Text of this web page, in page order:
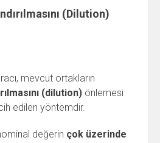
(Dilution)
mevcut ortakların
(dilution) önlemesi
edilen yöntemdir.
değerin çok üzerinde